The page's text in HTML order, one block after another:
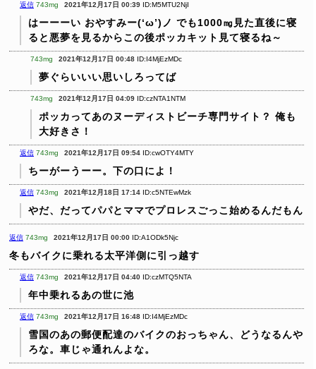
返信 743mg 2021年12月17日 00:39 ID:M5MTU2NjI
はーーーい おやすみー(‘ω’)ノ でも1000㎎見た直後に寝
ると悪夢を見るからこの後ポッカキット見て寝るね～
743mg 2021年12月17日 00:48 ID:I4MjEzMDc
夢ぐらいいい思いしろってば
743mg 2021年12月17日 04:09 ID:czNTA1NTM
ポッカってあのヌーディストビーチ専門サイト？ 俺も
大好きさ！
返信 743mg 2021年12月17日 09:54 ID:cwOTY4MTY
ちーがーうーー。下の口によ！
返信 743mg 2021年12月18日 17:14 ID:c5NTEwMzk
やだ、だってパパとママでプロレスごっこ始めるんだもん
返信 743mg 2021年12月17日 00:00 ID:A1ODk5Njc
冬もバイクに乗れる太平洋側に引っ越す
返信 743mg 2021年12月17日 04:40 ID:czMTQ5NTA
年中乗れるあの世に池
返信 743mg 2021年12月17日 16:48 ID:I4MjEzMDc
雪国のあの郵便配達のバイクのおっちゃん、どうなるんや
ろな。車じゃ通れんよな。